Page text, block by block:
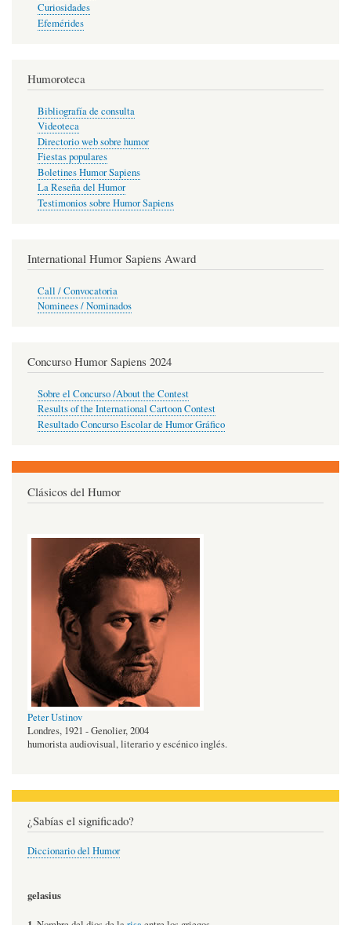
Curiosidades
Efemérides
Humoroteca
Bibliografía de consulta
Videoteca
Directorio web sobre humor
Fiestas populares
Boletines Humor Sapiens
La Reseña del Humor
Testimonios sobre Humor Sapiens
International Humor Sapiens Award
Call / Convocatoria
Nominees / Nominados
Concurso Humor Sapiens 2024
Sobre el Concurso /About the Contest
Results of the International Cartoon Contest
Resultado Concurso Escolar de Humor Gráfico
Clásicos del Humor
Peter Ustinov
Londres, 1921 - Genolier, 2004
humorista audiovisual, literario y escénico inglés.
¿Sabías el significado?
Diccionario del Humor
gelasius